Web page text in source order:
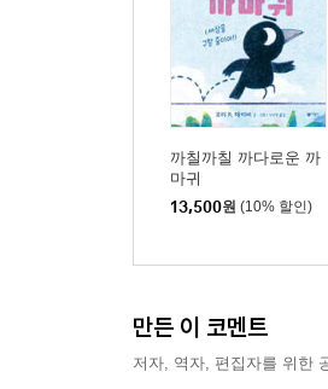
까칠까칠 까다로운 까
마귀
13,500원 (10% 할인)
만든 이 코멘트
저자, 역자, 편집자를 위한